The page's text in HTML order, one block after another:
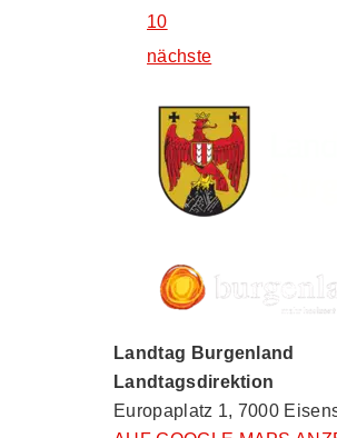
10
nächste
Landtag Burgenland
Landtagsdirektion
Europaplatz 1, 7000